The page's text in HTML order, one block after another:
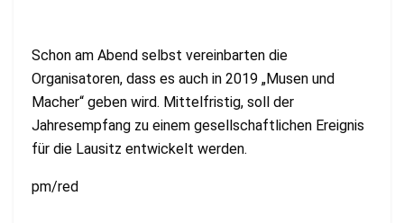
Schon am Abend selbst vereinbarten die
Organisatoren, dass es auch in 2019 „Musen und
Macher“ geben wird. Mittelfristig, soll der
Jahresempfang zu einem gesellschaftlichen Ereignis
für die Lausitz entwickelt werden.
pm/red